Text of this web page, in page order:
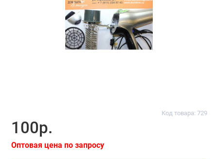
Код товара: 729
100р.
Оптовая цена по запросу